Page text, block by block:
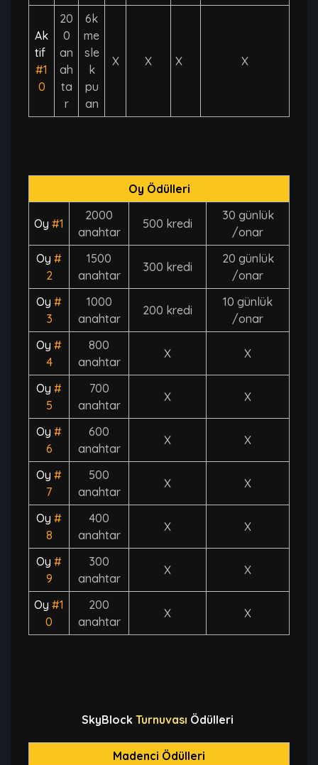
Ak
tif
#1
0
20
0
an
ah
ta
r
6k
me
sle
k
pu
an
X X X X
Oy Ödülleri
Oy #1
2000
anahtar
500 kredi
30 günlük
/onar
Oy #
2
1500
anahtar
300 kredi
20 günlük
/onar
Oy #
3
1000
anahtar
200 kredi
10 günlük
/onar
Oy #
4
800
anahtar
X X
Oy #
5
700
anahtar
X X
Oy #
6
600
anahtar
X X
Oy #
7
500
anahtar
X X
Oy #
8
400
anahtar
X X
Oy #
9
300
anahtar
X X
Oy #1
0
200
anahtar
X X
SkyBlock Turnuvası Ödülleri
Madenci Ödülleri